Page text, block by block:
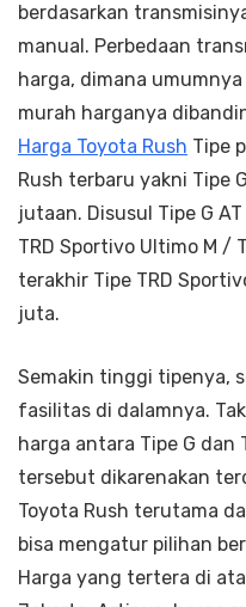
berdasarkan
manual. Perbedaan
harga, dimana
murah harganya
Harga Toyota Rush Tipe
Rush terbaru yakni Tipe
jutaan. Disusul Tipe G
TRD Sportivo Ultimo M /
terakhir Tipe TRD
juta.
Semakin tinggi tipenya,
fasilitas di dalamnya.
harga antara Tipe G dan
tersebut dikarenakan
Toyota Rush terutama
bisa mengatur pilihan
Harga yang tertera di